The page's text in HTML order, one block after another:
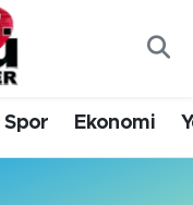
Spor Ekonomi